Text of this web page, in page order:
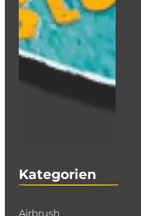
Kategorien
Airbrush